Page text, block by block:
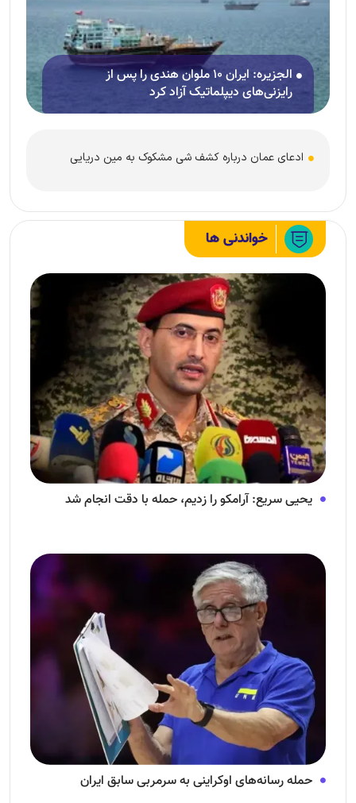
الجزیره: ایران ۱۰ ملوان هندی را پس از
رایزنی‌های دیپلماتیک آزاد کرد
ادعای عمان درباره کشف شی مشکوک به مین دریایی
خواندنی ها
یحیی سریع: آرامکو را زدیم، حمله با دقت انجام شد
حمله رسانه‌های اوکراینی به سرمربی سابق ایران